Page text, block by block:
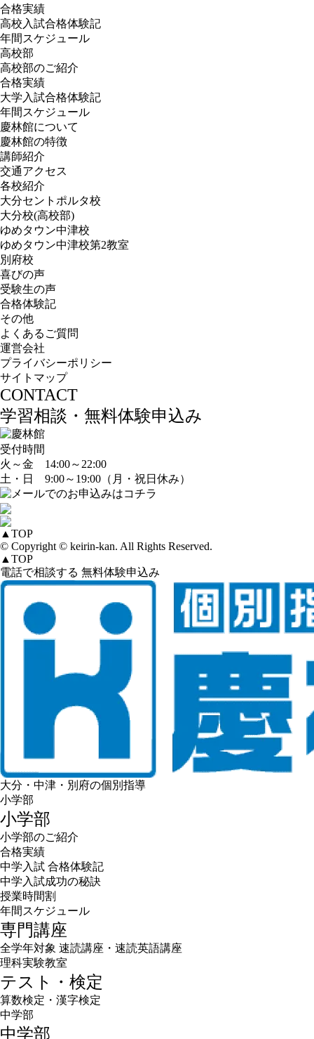
合格実績
高校入試合格体験記
年間スケジュール
高校部
高校部のご紹介
合格実績
大学入試合格体験記
年間スケジュール
慶林館について
慶林館の特徴
講師紹介
交通アクセス
各校紹介
大分セントポルタ校
大分校(高校部)
ゆめタウン中津校
ゆめタウン中津校第2教室
別府校
喜びの声
受験生の声
合格体験記
その他
よくあるご質問
運営会社
プライバシーポリシー
サイトマップ
CONTACT
学習相談・無料体験申込み
受付時間
火～金 14:00～22:00
土・日 9:00～19:00（月・祝日休み）
▲ TOP
© Copyright © keirin-kan. All Rights Reserved.
▲ TOP
電話で相談する 無料体験申込み
大分・中津・別府の個別指導
小学部
小学部
小学部のご紹介
合格実績
中学入試 合格体験記
中学入試成功の秘訣
授業時間割
年間スケジュール
専門講座
全学年対象 速読講座・速読英語講座
理科実験教室
テスト・検定
算数検定・漢字検定
中学部
中学部